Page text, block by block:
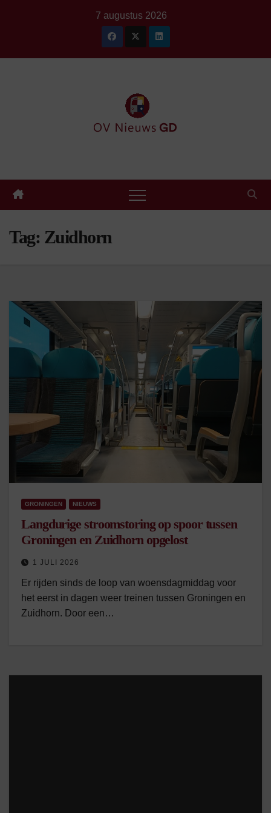
7 augustus 2026
Tag: Zuidhorn
GRONINGEN NIEUWS
Langdurige stroomstoring op spoor tussen
Groningen en Zuidhorn opgelost
1 JULI 2026
Er rijden sinds de loop van woensdagmiddag voor
het eerst in dagen weer treinen tussen Groningen en
Zuidhorn. Door een…